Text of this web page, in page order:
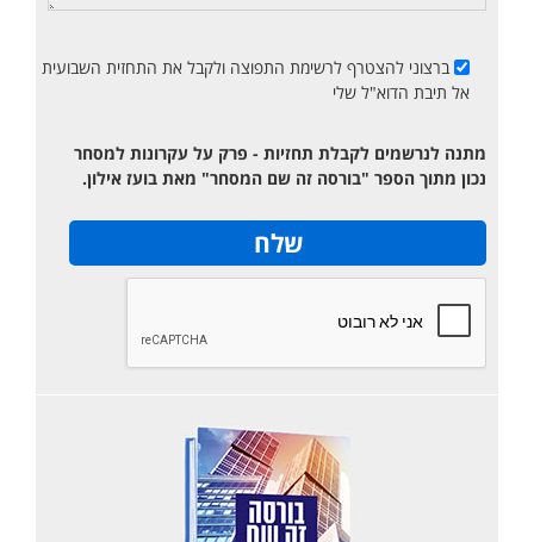
ברצוני להצטרף לרשימת התפוצה ולקבל את התחזית השבועית
אל תיבת הדוא"ל שלי
מתנה לנרשמים לקבלת תחזיות - פרק על עקרונות למסחר
נכון מתוך הספר "בורסה זה שם המסחר" מאת בועז אילון.